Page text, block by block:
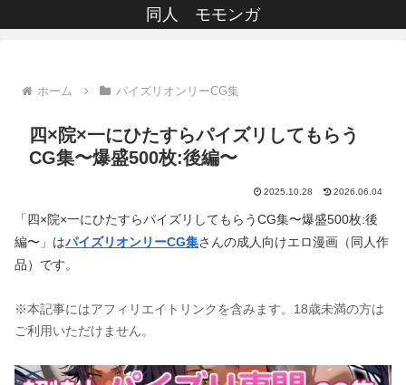
同人 モモンガ
ホーム パイズリオンリーCG集
四×院×一にひたすらパイズリしてもらう
CG集〜爆盛500枚:後編〜
2025.10.28 2026.06.04
「四×院×一にひたすらパイズリしてもらうCG集〜爆盛500枚:後
編〜」はパイズリオンリーCG集さんの成人向けエロ漫画（同人作
品）です。
※本記事にはアフィリエイトリンクを含みます。18歳未満の方は
ご利用いただけません。